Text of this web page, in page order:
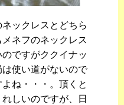
ックレスとどちら
ネフのネックレス
ですがククイナッ
使い道がないので
ね・・・。頂くと
しいのですが、日